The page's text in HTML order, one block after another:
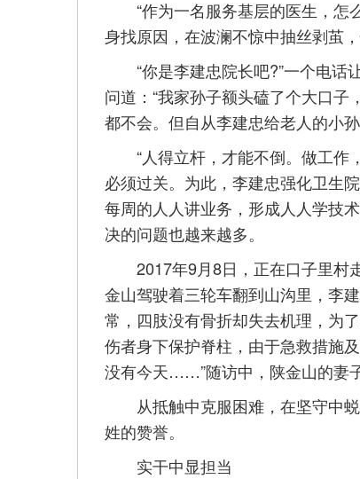
“作为一名服务基层的医生，怎
身找原因，在波澜不惊中抽丝剥茧
“你是李建忠院长吧?”一个电话
问道：“我家孙子额头磕了个大口
都不会。但自从李建忠给老人的小
“人得立杆，才能不倒。做工作
必须过关。为此，李建忠强化卫生
每周的人人讲业务，形成人人学技
决的问题也越来越多。
2017年9月8日，正在口子里村
金山驾驶着三轮车翻到山沟里，李
常，四肢没有骨折却失去机理，为
伤者身下保护脊柱，由于急救措施
没有今天……”随访中，陕金山的妻
从抵触中克服困难，在坚守中蜕
姓的赞誉。
实干中显担当